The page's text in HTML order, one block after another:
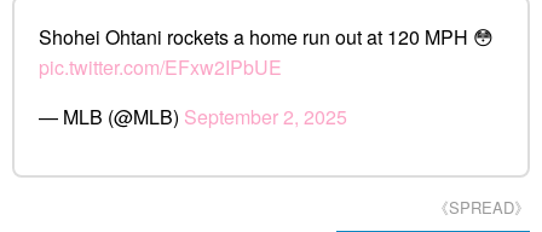
Shohei Ohtani rockets a home run out at 120 MPH 😳
pic.twitter.com/EFxw2IPbUE
— MLB (@MLB) September 2, 2025
《SPREAD》